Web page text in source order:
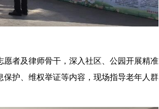
者及律师骨干，深入社区、公园开展精准
护、维权举证等内容，现场指导老年人群